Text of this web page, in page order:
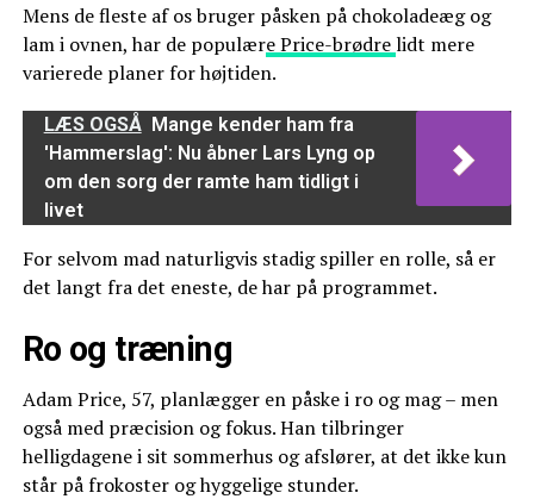
Mens de fleste af os bruger påsken på chokoladeæg og
lam i ovnen, har de populære Price-brødrelidt mere
varierede planer for højtiden.
LÆS OGSÅ Mange kender ham fra
'Hammerslag': Nu åbner Lars Lyng op
om den sorg der ramte ham tidligt i
livet
For selvom mad naturligvis stadig spiller en rolle, så er
det langt fra det eneste, de har på programmet.
Ro og træning
Adam Price, 57, planlægger en påske i ro og mag – men
også med præcision og fokus. Han tilbringer
helligdagene i sit sommerhus og afslører, at det ikke kun
står på frokoster og hyggelige stunder.